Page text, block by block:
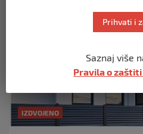
IZDVOJENO
Prihvati i
Saznaj više
Pravila o